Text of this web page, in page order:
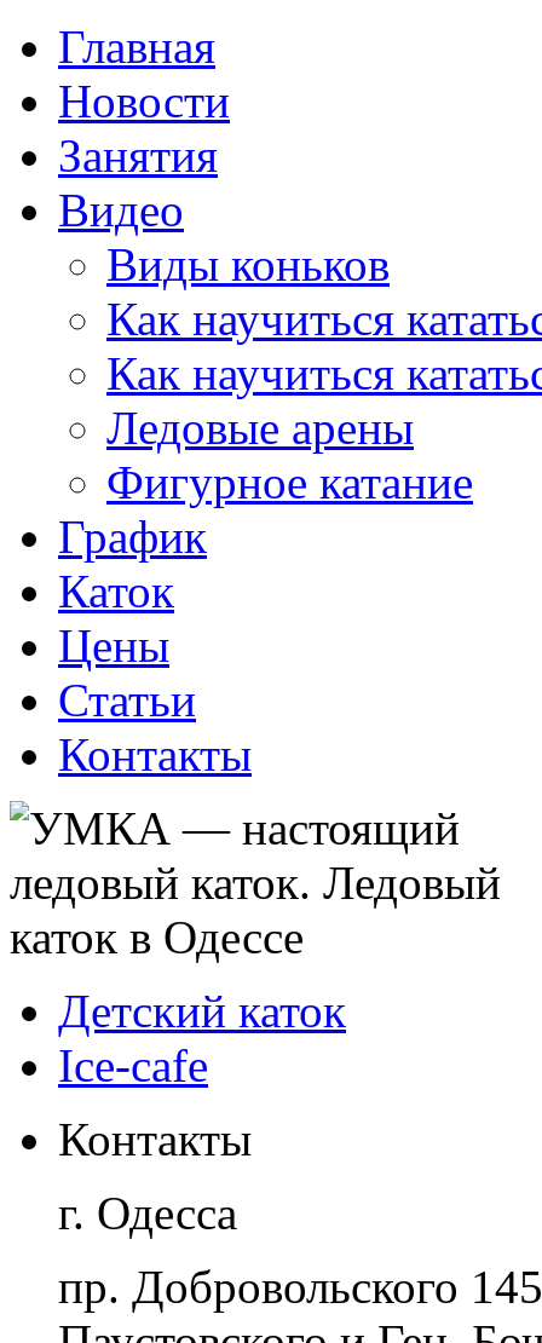
Главная
Новости
Занятия
Видео
Виды коньков
Как научиться
Как научиться
Ледовые арены
Фигурное катание
График
Каток
Цены
Статьи
Контакты
Детский каток
Ice-cafe
Контакты
г. Одесса
пр. Добровольского